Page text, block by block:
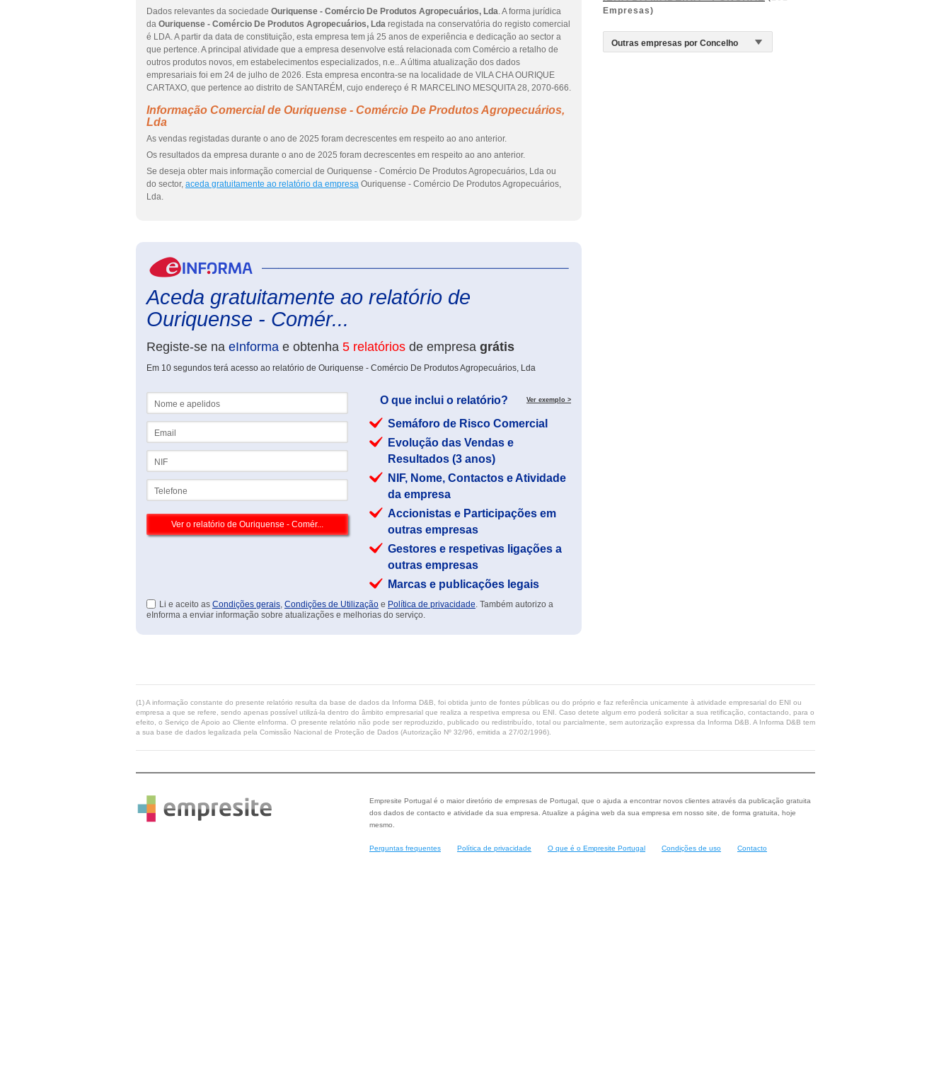
Dados relevantes da sociedade Ouriquense - Comércio De Produtos Agropecuários, Lda. A forma jurídica
da Ouriquense - Comércio De Produtos Agropecuários, Lda registada na conservatória do registo comercial
é LDA. A partir da data de constituição, esta empresa tem já 25 anos de experiência e dedicação ao sector a
que pertence. A principal atividade que a empresa desenvolve está relacionada com Comércio a retalho de
outros produtos novos, em estabelecimentos especializados, n.e.. A última atualização dos dados
empresariais foi em 24 de julho de 2026. Esta empresa encontra-se na localidade de VILA CHA OURIQUE
CARTAXO, que pertence ao distrito de SANTARÉM, cujo endereço é R MARCELINO MESQUITA 28, 2070-666.
Informação Comercial de Ouriquense - Comércio De Produtos Agropecuários,
Lda
As vendas registadas durante o ano de 2025 foram decrescentes em respeito ao ano anterior.
Os resultados da empresa durante o ano de 2025 foram decrescentes em respeito ao ano anterior.
Se deseja obter mais informação comercial de Ouriquense - Comércio De Produtos Agropecuários, Lda ou
do sector, aceda gratuitamente ao relatório da empresa Ouriquense - Comércio De Produtos Agropecuários,
Lda.
Aceda gratuitamente ao relatório de
Ouriquense - Comér...
Registe-se na eInforma e obtenha 5 relatórios de empresa grátis
Em 10 segundos terá acesso ao relatório de Ouriquense - Comércio De Produtos Agropecuários, Lda
O que inclui o relatório? Ver exemplo >
Semáforo de Risco Comercial
Evolução das Vendas e
Resultados (3 anos)
NIF, Nome, Contactos e Atividade
da empresa
Accionistas e Participações em
outras empresas
Gestores e respetivas ligações a
outras empresas
Marcas e publicações legais
Li e aceito as Condições gerais, Condições de Utilização e Política de privacidade. Também autorizo a
eInforma a enviar informação sobre atualizações e melhorias do serviço.
Empresas)
(1) A informação constante do presente relatório resulta da base de dados da Informa D&B, foi obtida junto de fontes públicas ou do próprio e faz referência unicamente à atividade empresarial do ENI ou
empresa a que se refere, sendo apenas possível utilizá-la dentro do âmbito empresarial que realiza a respetiva empresa ou ENI. Caso detete algum erro poderá solicitar a sua retificação, contactando, para o
efeito, o Serviço de Apoio ao Cliente eInforma. O presente relatório não pode ser reproduzido, publicado ou redistribuído, total ou parcialmente, sem autorização expressa da Informa D&B. A Informa D&B tem
a sua base de dados legalizada pela Comissão Nacional de Proteção de Dados (Autorização Nº 32/96, emitida a 27/02/1996).
Empresite Portugal é o maior diretório de empresas de Portugal, que o ajuda a encontrar novos clientes através da publicação gratuita
dos dados de contacto e atividade da sua empresa. Atualize a página web da sua empresa em nosso site, de forma gratuita, hoje
mesmo.
Perguntas frequentes Política de privacidade O que é o Empresite Portugal Condições de uso Contacto